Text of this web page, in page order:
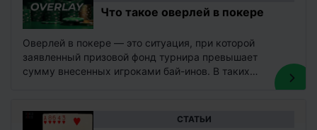
Что такое оверлей в покере
Оверлей в покере — это ситуация, при которой
заявленный призовой фонд турнира превышает
сумму внесенных игроками бай-инов. В таких
CТАТЬИ